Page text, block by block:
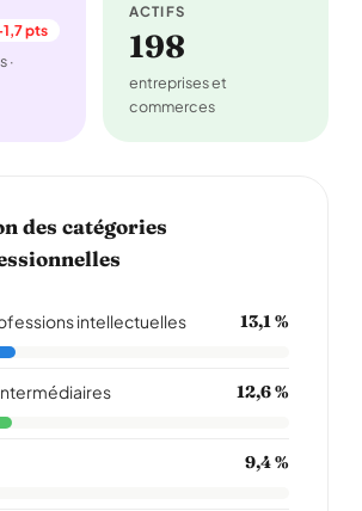
pts
·
ACTIFS
198
entreprises et
commerces
des catégories
intellectuelles 13,1 %
12,6 %
9,4 %